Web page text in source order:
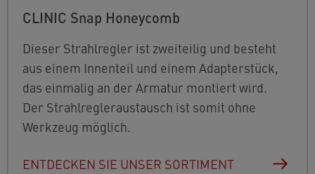
CLINIC Snap Honeycomb
Dieser Strahlregler ist zweiteilig und besteht
aus einem Innenteil und einem Adapterstück,
das einmalig an der Armatur montiert wird.
Der Strahlregleraustausch ist somit ohne
Werkzeug möglich.
ENTDECKEN SIE UNSER SORTIMENT